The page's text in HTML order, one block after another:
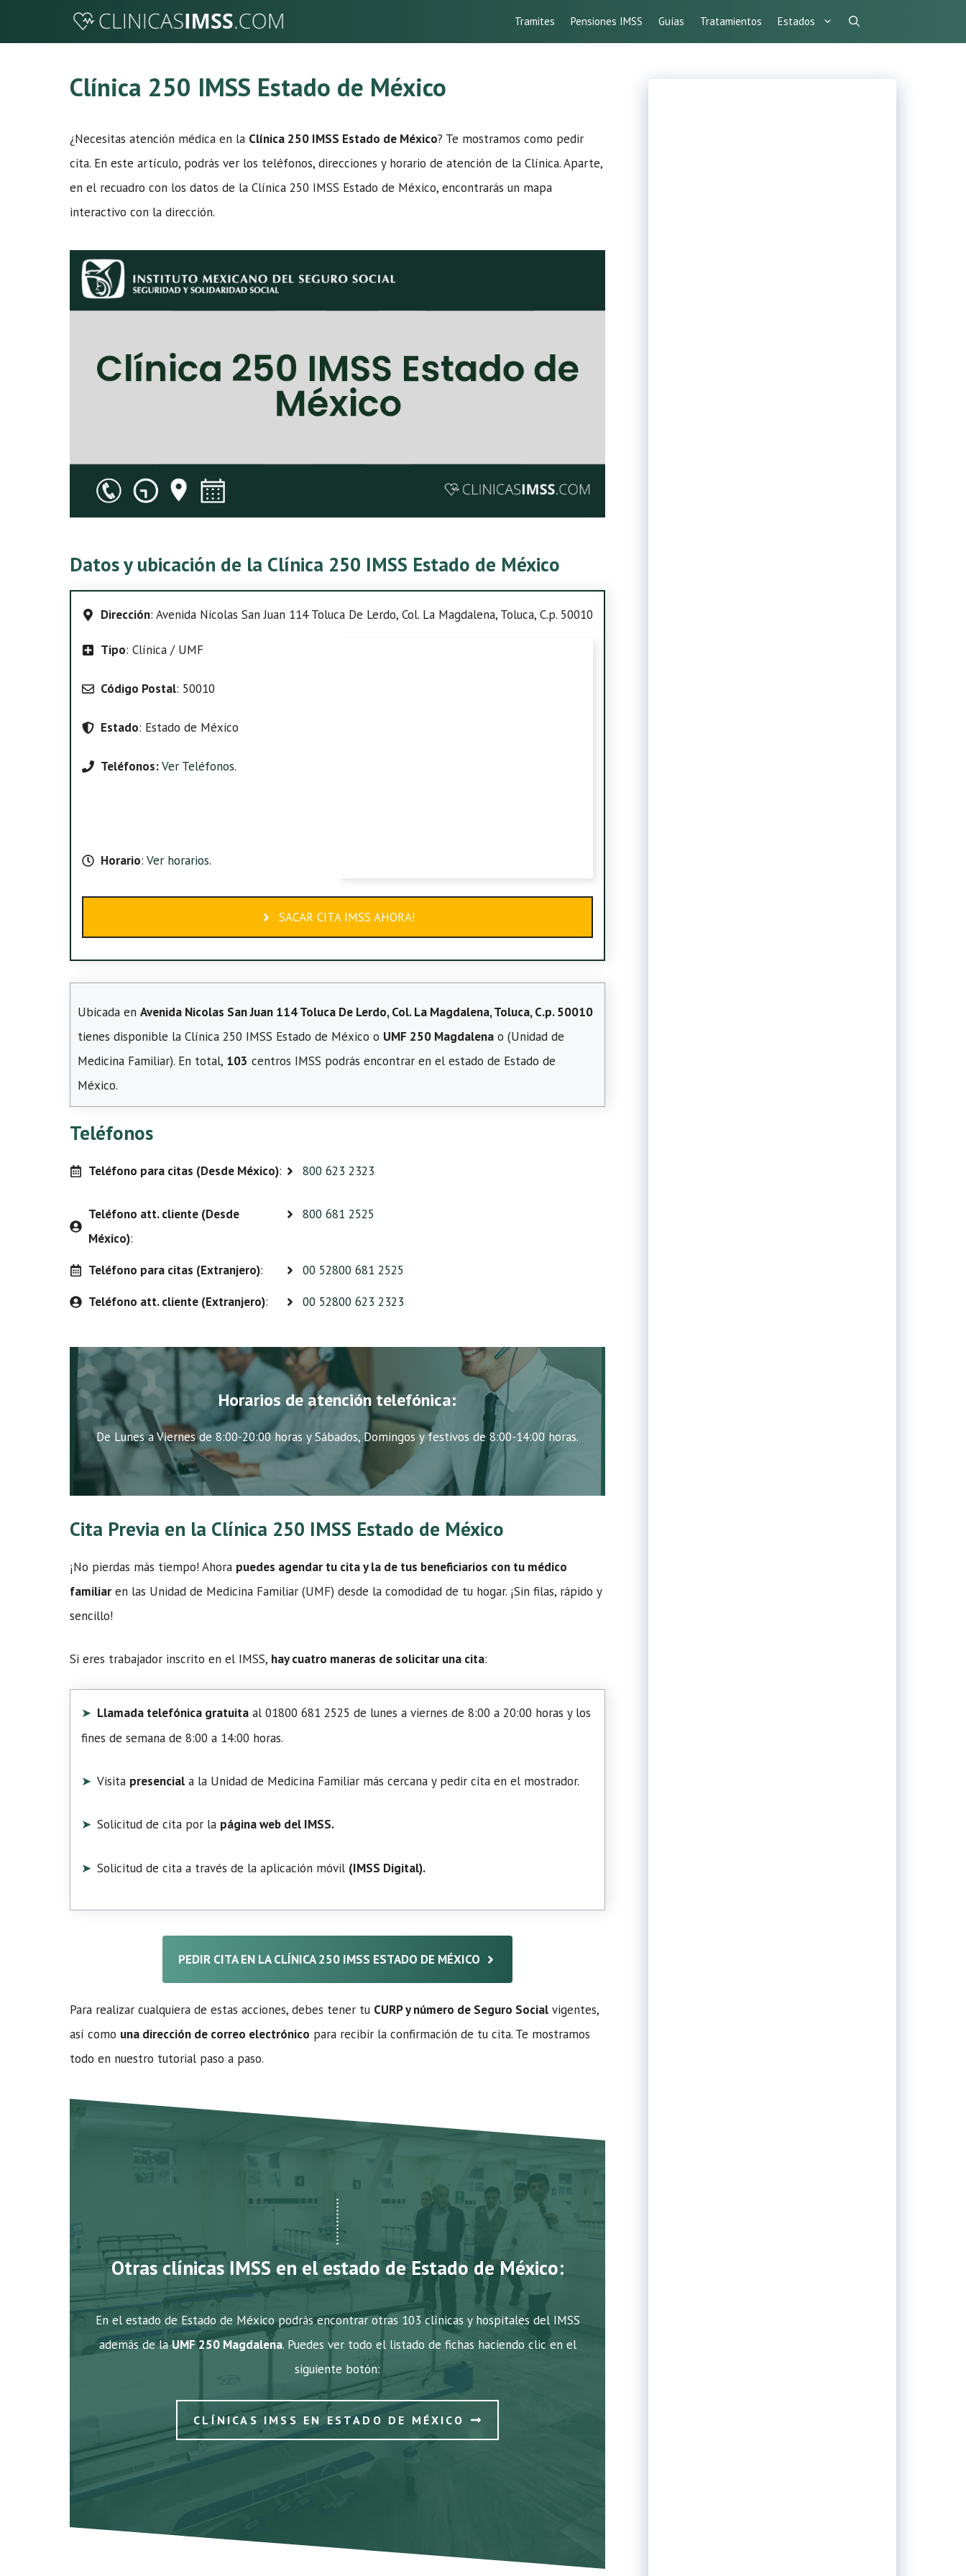
Tramites Pensiones IMSS Guías Tratamientos Estados
Clínica 250 IMSS Estado de México
¿Necesitas atención médica en la Clínica 250 IMSS Estado de México? Te mostramos como pedir
cita. En este artículo, podrás ver los teléfonos, direcciones y horario de atención de la Clínica. Aparte,
en el recuadro con los datos de la Clínica 250 IMSS Estado de México, encontrarás un mapa
interactivo con la dirección.
Datos y ubicación de la Clínica 250 IMSS Estado de México
Dirección: Avenida Nicolas San Juan 114 Toluca De Lerdo, Col. La Magdalena, Toluca, C.p. 50010
Tipo: Clínica / UMF
Código Postal: 50010
Estado: Estado de México
Teléfonos:Ver Teléfonos.
Horario: Ver horarios.
SACAR CITA IMSS AHORA!
Ubicada en Avenida Nicolas San Juan 114 Toluca De Lerdo, Col. La Magdalena, Toluca, C.p. 50010
tienes disponible la Clínica 250 IMSS Estado de México o UMF 250 Magdalena o (Unidad de
Medicina Familiar). En total, 103 centros IMSS podrás encontrar en el estado de Estado de
México.
Teléfonos
Teléfono para citas (Desde México): 800 623 2323
Teléfono att. cliente (Desde
México):
800 681 2525
Teléfono para citas (Extranjero):
00 52800 681 2525
Teléfono att. cliente (Extranjero): 00 52800 623 2323
Horarios de atención telefónica:
De Lunes a Viernes de 8:00-20:00 horas y Sábados, Domingos y festivos de 8:00-14:00 horas.
Cita Previa en la Clínica 250 IMSS Estado de México
¡No pierdas más tiempo! Ahora puedes agendar tu cita y la de tus beneficiarios con tu médico
familiar en las Unidad de Medicina Familiar (UMF) desde la comodidad de tu hogar. ¡Sin filas, rápido y
sencillo!
Si eres trabajador inscrito en el IMSS, hay cuatro maneras de solicitar una cita:
Llamada telefónica gratuita al 01800 681 2525 de lunes a viernes de 8:00 a 20:00 horas y los
fines de semana de 8:00 a 14:00 horas.
Visita presencial a la Unidad de Medicina Familiar más cercana y pedir cita en el mostrador.
Solicitud de cita por la página web del IMSS.
Solicitud de cita a través de la aplicación móvil (IMSS Digital).
PEDIR CITA EN LA CLÍNICA 250 IMSS ESTADO DE MÉXICO
Para realizar cualquiera de estas acciones, debes tener tu CURP y número de Seguro Social vigentes,
así como una dirección de correo electrónico para recibir la confirmación de tu cita. Te mostramos
todo en nuestro tutorial paso a paso.
Otras clínicas IMSS en el estado de Estado de México:
En el estado de Estado de México podrás encontrar otras 103 clínicas y hospitales del IMSS
además de laUMF 250 Magdalena. Puedes ver todo el listado de fichas haciendo clic en el
siguiente botón:
CLÍNICAS IMSS EN ESTADO DE MÉXICO